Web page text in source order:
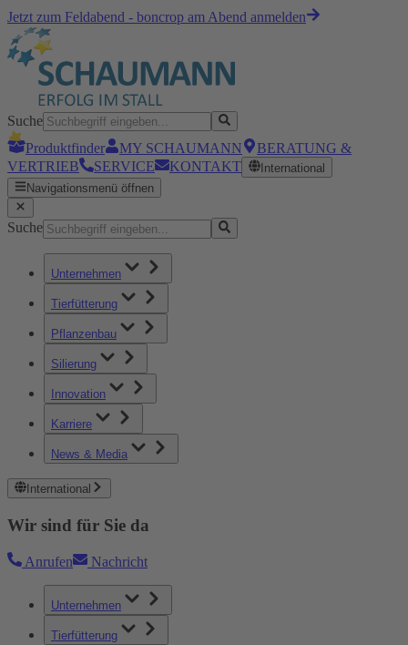
Jetzt zum Feldabend - boncrop am Abend anmelden
Suche
Produktfinder
MY SCHAUMANN
BERATUNG &
VERTRIEB
SERVICE KONTAKT
International
Navigationsmenü öffnen
Suche
Unternehmen
Tierfütterung
Pflanzenbau
Silierung
Innovation
Karriere
News & Media
International
Wir sind für Sie da
Anrufen Nachricht
Unternehmen
Tierfütterung